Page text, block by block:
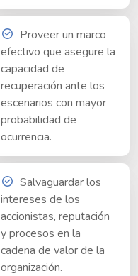
Proveer un marco
efectivo que asegure la
capacidad de
recuperación ante los
escenarios con mayor
probabilidad de
ocurrencia.
Salvaguardar los
intereses de los
accionistas, reputación
y procesos en la
cadena de valor de la
organización.